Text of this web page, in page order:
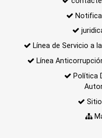
Línea de Servicio a
Línea
Política